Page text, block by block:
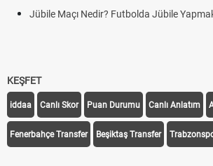
Jübile Maçı Nedir? Futbolda Jübile
KEŞFET
iddaa Canlı Skor Puan Durumu Canlı Anlatım
Fenerbahçe Transfer Beşiktaş Transfer